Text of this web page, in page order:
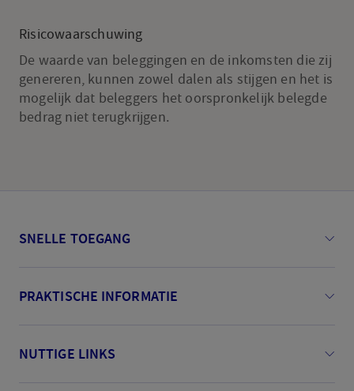
Risicowaarschuwing
De waarde van beleggingen en de inkomsten die zij
genereren, kunnen zowel dalen als stijgen en het is
mogelijk dat beleggers het oorspronkelijk belegde
bedrag niet terugkrijgen.
SNELLE TOEGANG
PRAKTISCHE INFORMATIE
NUTTIGE LINKS